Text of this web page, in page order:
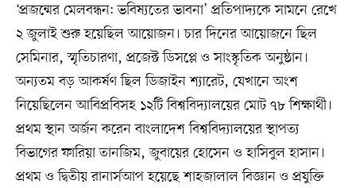
‘প্রজন্মের মেলবন্ধন: ভবিষ্যতের ভাবনা’ প্রতিপাদ্যকে সামনে রেখে
২ জুলাই শুরু হয়েছিল আয়োজন। চার দিনের আয়োজনে ছিল
সেমিনার, স্মৃতিচারণা, প্রজেক্ট ডিসপ্লে ও সাংস্কৃতিক অনুষ্ঠান।
অন্যতম বড় আকর্ষণ ছিল ডিজাইন শ্যারেট, যেখানে অংশ
নিয়েছিলেন আবিপ্রবিসহ ১২টি বিশ্ববিদ্যালয়ের মোট ৭৮ শিক্ষার্থী।
প্রথম স্থান অর্জন করেন বাংলাদেশ বিশ্ববিদ্যালয়ের স্থাপত্য
বিভাগের ফারিয়া তানজিম, জুবায়ের হোসেন ও হাসিবুল হাসান।
প্রথম ও দ্বিতীয় রানার্সআপ হয়েছে শাহজালাল বিজ্ঞান ও প্রযুক্তি